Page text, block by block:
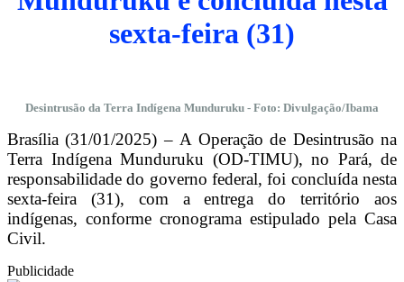
sexta-feira (31)
Desintrusão da Terra Indígena Munduruku - Foto: Divulgação/Ibama
Brasília (31/01/2025) – A Operação de Desintrusão na
Terra Indígena Munduruku (OD-TIMU), no Pará, de
responsabilidade do governo federal, foi concluída nesta
sexta-feira (31), com a entrega do território aos
indígenas, conforme cronograma estipulado pela Casa
Civil.
Publicidade